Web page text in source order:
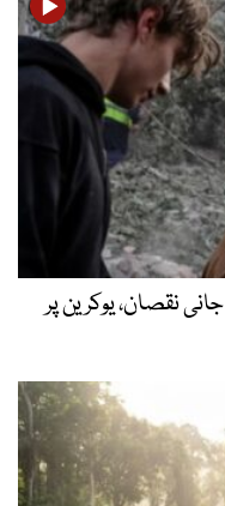
روسی فوج کو جولائی میں 42 ہزار 800 جانی نقصان، یوکرین پر